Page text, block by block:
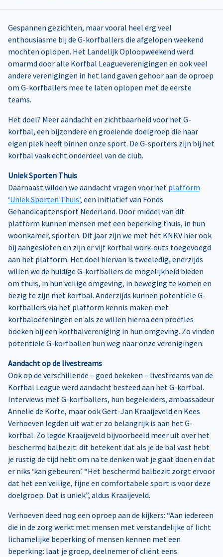
Gespannen gezichten, maar vooral heel erg veel
enthousiasme bij de G-korfballers die afgelopen weekend
mochten oplopen. Het Landelijk Oploopweekend werd
omarmd door alle Korfbal Leagueverenigingen en ook veel
andere verenigingen in het land gaven gehoor aan de oproep
om G-korfballers mee te laten oplopen met de eerste
teams.
Het doel? Meer aandacht en zichtbaarheid voor het G-
korfbal, een bijzondere en groeiende doelgroep die haar
eigen plek heeft binnen onze sport. De G-sporters zijn bij het
korfbal vaak echt onderdeel van de club.
Uniek Sporten Thuis
Daarnaast wilden we aandacht vragen voor het platform
‘Uniek Sporten Thuis’, een initiatief van Fonds
Gehandicaptensport Nederland. Door middel van dit
platform kunnen mensen met een beperking thuis, in hun
woonkamer, sporten. Dit jaar zijn we met het KNKV hier ook
bij aangesloten en zijn er vijf korfbal work-outs toegevoegd
aan het platform. Het doel hiervan is tweeledig, enerzijds
willen we de huidige G-korfballers de mogelijkheid bieden
om thuis, in hun veilige omgeving, in beweging te komen en
bezig te zijn met korfbal. Anderzijds kunnen potentiële G-
korfballers via het platform kennis maken met
korfbaloefeningen en als ze willen hierna een proefles
boeken bij een korfbalvereniging in hun omgeving. Zo vinden
potentiële G-korfballen hun weg naar onze verenigingen.
Aandacht op de livestreams
Ook op de verschillende – goed bekeken – livestreams van de
Korfbal League werd aandacht besteed aan het G-korfbal.
Interviews met G-korfballers, hun begeleiders, ambassadeur
Annelie de Korte, maar ook Gert-Jan Kraaijeveld en Kees
Verhoeven legden uit wat er zo belangrijk is aan het G-
korfbal. Zo legde Kraaijeveld bijvoorbeeld meer uit over het
beschermd balbezit: dit betekent dat als je de bal vast hebt
je rustig de tijd hebt om na te denken wat je gaat doen en dat
er niks ‘kan gebeuren’. “Het beschermd balbezit zorgt ervoor
dat het een veilige, fijne en comfortabele sport is voor deze
doelgroep. Dat is uniek”, aldus Kraaijeveld.
Verhoeven deed nog een oproep aan de kijkers: “Aan iedereen
die in de zorg werkt met mensen met verstandelijke of licht
lichamelijke beperking of mensen kennen met een
beperking: laat je groep, deelnemer of cliënt eens